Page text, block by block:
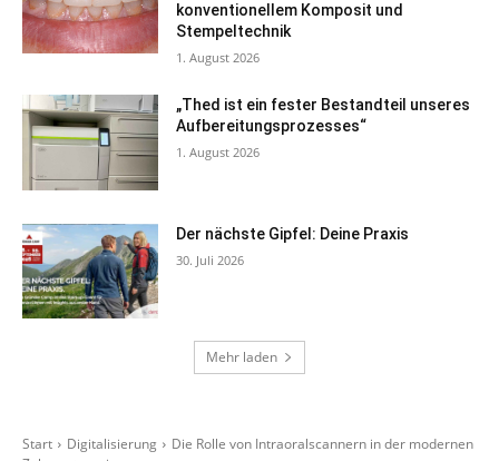
konventionellem Komposit und
Stempeltechnik
1. August 2026
„Thed ist ein fester Bestandteil unseres
Aufbereitungsprozesses“
1. August 2026
Der nächste Gipfel: Deine Praxis
30. Juli 2026
Mehr laden